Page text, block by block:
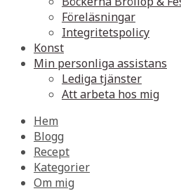
Föreläsningar
Integritetspolicy
Konst
Min personliga assistans
Lediga tjänster
Att arbeta hos mig
Hem
Blogg
Recept
Kategorier
Om mig